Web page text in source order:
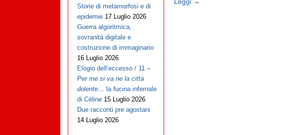
Leggi →
Storie di metamorfosi e di
epidemie 17 Luglio 2026
Guerra algoritmica,
sovranità digitale e
costruzione di immaginario
16 Luglio 2026
Elogio dell’eccesso / 11 –
Per me si va ne la città
dolente… la fucina infernale
di Cèline 15 Luglio 2026
Due racconti pre agostani
14 Luglio 2026